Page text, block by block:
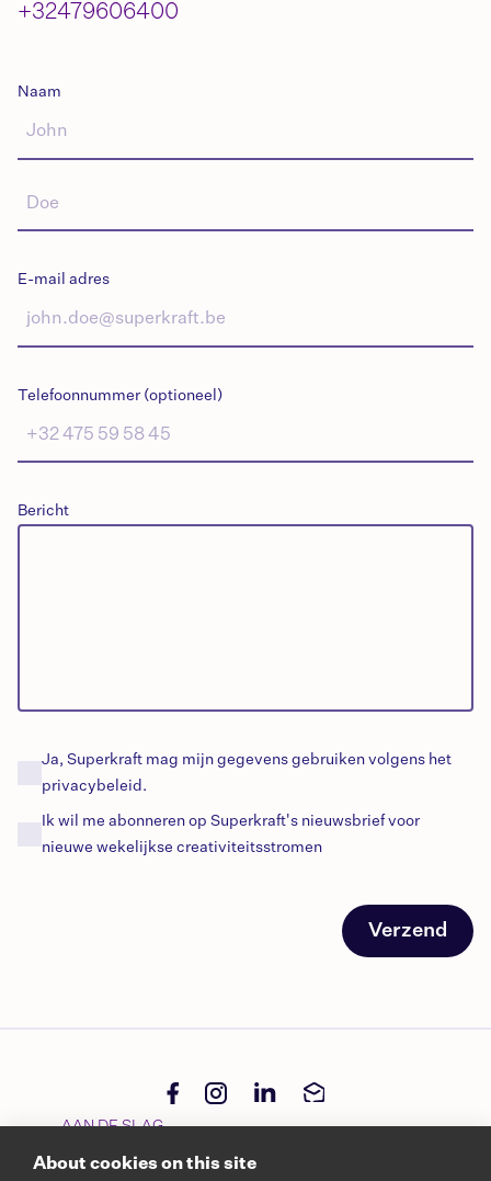
+32479606400
Naam
E-mail adres
Telefoonnummer (optioneel)
Bericht
Ja, Superkraft mag mijn gegevens gebruiken volgens het
privacybeleid.
Ik wil me abonneren op Superkraft's nieuwsbrief voor
nieuwe wekelijkse creativiteitsstromen
Verzend
AAN DE SLAG
About cookies on this site